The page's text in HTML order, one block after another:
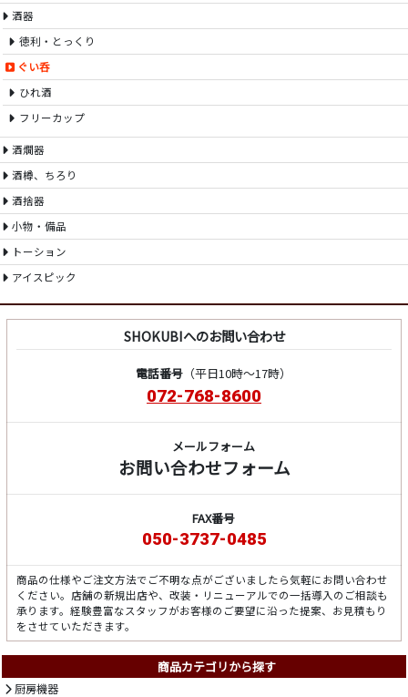
酒器
徳利・とっくり
ぐい呑
ひれ酒
フリーカップ
酒燗器
酒樽、ちろり
酒捨器
小物・備品
トーション
アイスピック
SHOKUBIへのお問い合わせ
電話番号（平日10時～17時）
072-768-8600
メールフォーム
お問い合わせフォーム
FAX番号
050-3737-0485
商品の仕様やご注文方法でご不明な点がございましたら気軽にお問い合わせ
ください。店舗の新規出店や、改装・リニューアルでの一括導入のご相談も
承ります。経験豊富なスタッフがお客様のご要望に沿った提案、お見積もり
をさせていただきます。
商品カテゴリから探す
厨房機器